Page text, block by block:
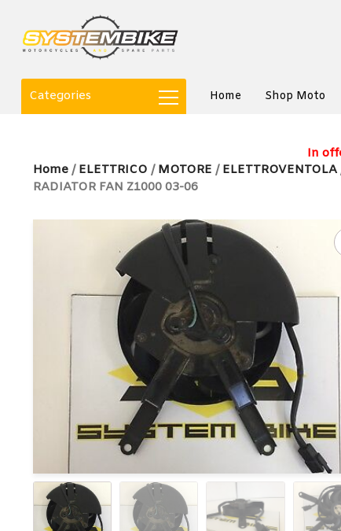
Categories Home Shop Moto
Home / ELETTRICO / MOTORE / ELETTROVENTOLA
RADIATOR FAN Z1000 03-06
In